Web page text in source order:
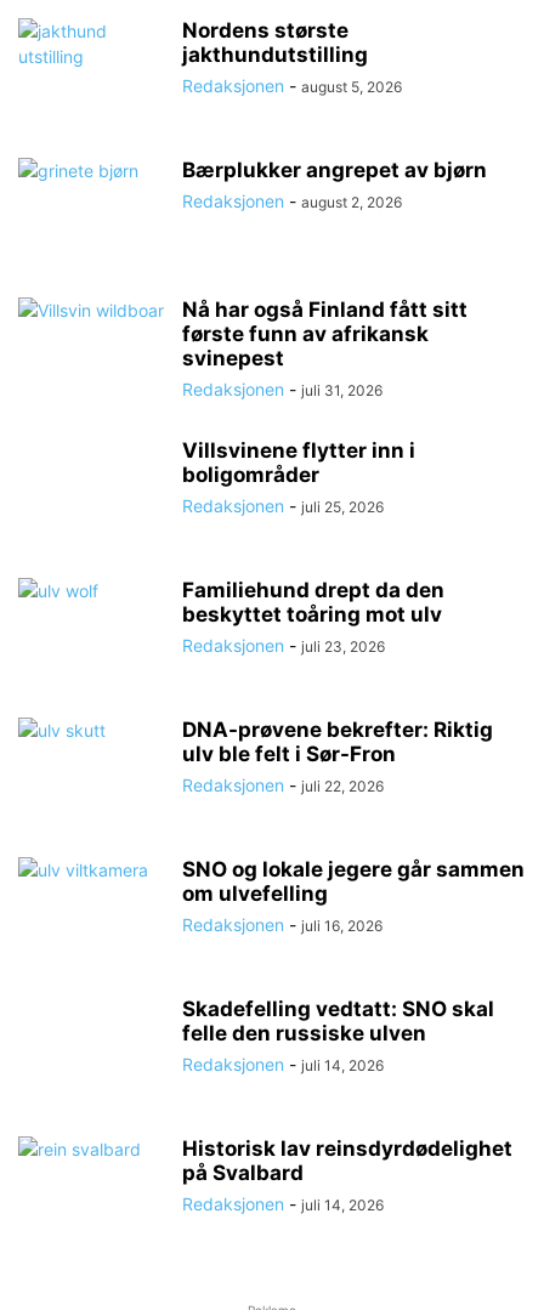
Nordens største
jakthundutstilling
Redaksjonen - august 5, 2026
Bærplukker angrepet av bjørn
Redaksjonen - august 2, 2026
Nå har også Finland fått sitt
første funn av afrikansk
svinepest
Redaksjonen - juli 31, 2026
Villsvinene flytter inn i
boligområder
Redaksjonen - juli 25, 2026
Familiehund drept da den
beskyttet toåring mot ulv
Redaksjonen - juli 23, 2026
DNA-prøvene bekrefter: Riktig
ulv ble felt i Sør-Fron
Redaksjonen - juli 22, 2026
SNO og lokale jegere går sammen
om ulvefelling
Redaksjonen - juli 16, 2026
Skadefelling vedtatt: SNO skal
felle den russiske ulven
Redaksjonen - juli 14, 2026
Historisk lav reinsdyrdødelighet
på Svalbard
Redaksjonen - juli 14, 2026